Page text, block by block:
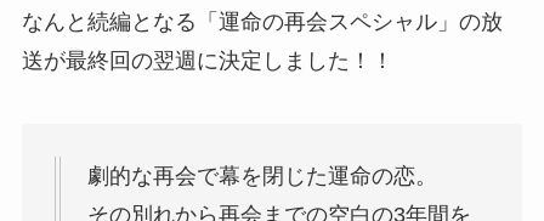
なんと続編となる「運命の再会スペシャル」の放
送が最終回の翌週に決定しました！！
劇的な再会で幕を閉じた運命の恋。
その別れから再会までの空白の3年間を